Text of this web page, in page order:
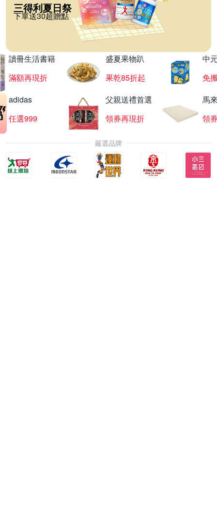
三得利夏日祭
下單送30超贈點
讀冊生活書籍
滿額再現折
盛夏果物趴
果乾85折起
中
免
adidas
任選999
父親送禮首選
領券再現折
馬
領
嚴選品牌